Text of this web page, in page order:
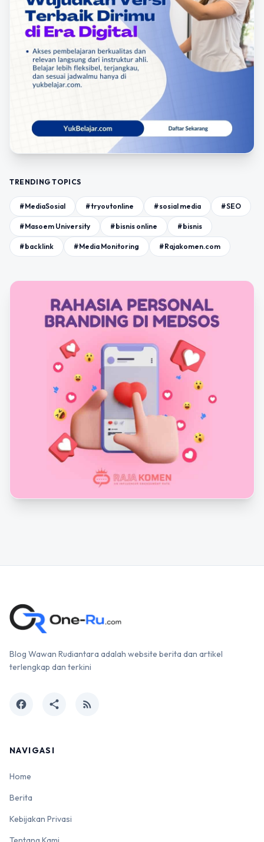
TRENDING TOPICS
#MediaSosial #tryoutonline #sosial media #SEO
#Masoem University #bisnis online #bisnis
#backlink #Media Monitoring #Rajakomen.com
Blog Wawan Rudiantara adalah website berita dan artikel
terlengkap dan terkini
facebook share rss_feed
NAVIGASI
Home
Berita
Kebijakan Privasi